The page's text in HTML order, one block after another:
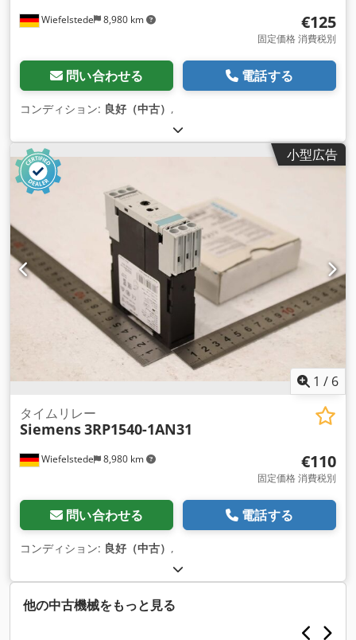
Wiefelstede 8,980 km €125
固定価格 消費税別
問い合わせる 電話する
コンディション: 良好（中古） ,
小型広告
1 / 6
Wiefelstede 8,980 km
タイムリレー
Siemens3RP1540-1AN31
€110
固定価格 消費税別
問い合わせる 電話する
コンディション: 良好（中古） ,
他の中古機械をもっと見る